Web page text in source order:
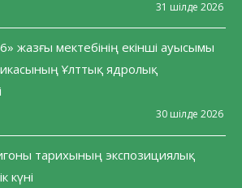
31 шілде 2026
жазғы мектебінің екінші ауысымы
Ұлттық ядролық
30 шілде 2026
тарихының экспозициялық
күні